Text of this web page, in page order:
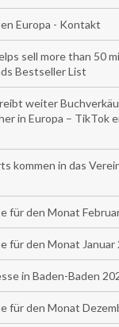
Europa - Kontakt
sell more than 50
Bestseller List
weiter
in Europa – TikTok
kommen in das
für den Monat
für den Monat Januar
in Baden-Baden
für den Monat